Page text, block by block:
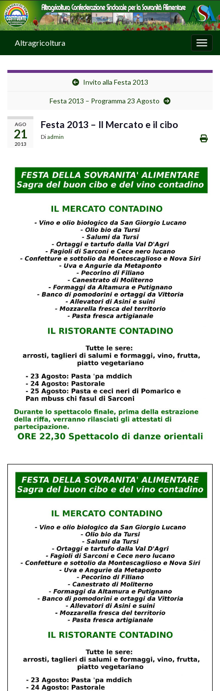
Altragricoltura
Invito alla Festa 2013
Festa 2013 – Programma 23 Agosto
AGO
21
2013
Festa 2013 – Il Mercato e il cibo
Diadmin